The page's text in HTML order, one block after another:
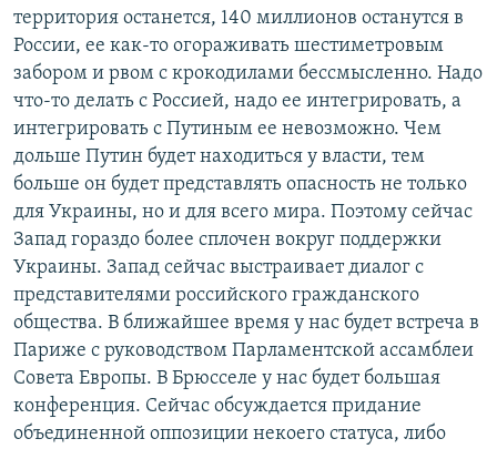
территория останется, 140 миллионов останутся в
России, ее как-то огораживать шестиметровым
забором и рвом с крокодилами бессмысленно. Надо
что-то делать с Россией, надо ее интегрировать, а
интегрировать с Путиным ее невозможно. Чем
дольше Путин будет находиться у власти, тем
больше он будет представлять опасность не только
для Украины, но и для всего мира. Поэтому сейчас
Запад гораздо более сплочен вокруг поддержки
Украины. Запад сейчас выстраивает диалог с
представителями российского гражданского
общества. В ближайшее время у нас будет встреча в
Париже с руководством Парламентской ассамблеи
Совета Европы. В Брюсселе у нас будет большая
конференция. Сейчас обсуждается придание
объединенной оппозиции некоего статуса, либо